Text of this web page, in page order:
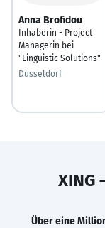
Anna Brofidou
Inhaberin - Project
Managerin bei
"Linguistic Solutions"
Düsseldorf
XING
Über eine